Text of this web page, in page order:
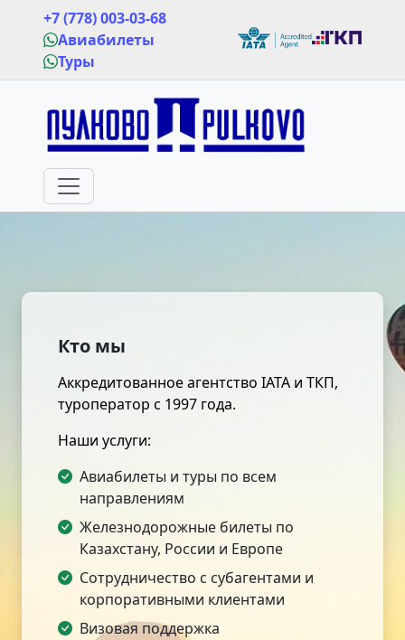
+7 (778) 003-03-68
Авиабилеты
Туры
Кто мы
Аккредитованное агентство IATA и ТКП,
туроператор с 1997 года.
Наши услуги:
Авиабилеты и туры по всем
направлениям
Железнодорожные билеты по
Казахстану, России и Европе
Сотрудничество с субагентами и
корпоративными клиентами
Визовая поддержка